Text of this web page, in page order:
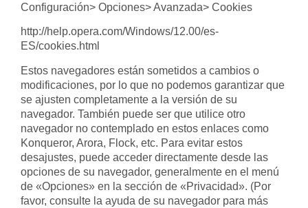
Configuración> Opciones> Avanzada> Cookies
http://help.opera.com/Windows/12.00/es-
ES/cookies.html
Estos navegadores están sometidos a cambios o
modificaciones, por lo que no podemos garantizar que
se ajusten completamente a la versión de su
navegador. También puede ser que utilice otro
navegador no contemplado en estos enlaces como
Konqueror, Arora, Flock, etc. Para evitar estos
desajustes, puede acceder directamente desde las
opciones de su navegador, generalmente en el menú
de «Opciones» en la sección de «Privacidad». (Por
favor, consulte la ayuda de su navegador para más